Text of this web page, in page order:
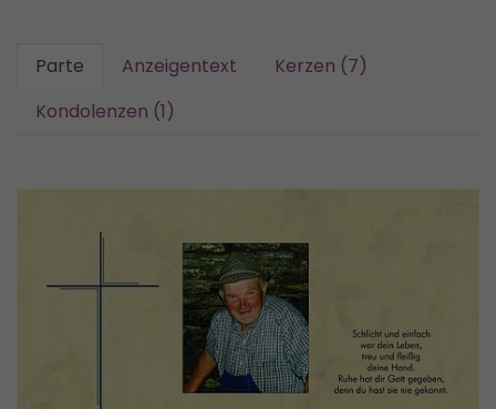
Parte Anzeigentext
Kerzen (7)
Kondolenzen (1)